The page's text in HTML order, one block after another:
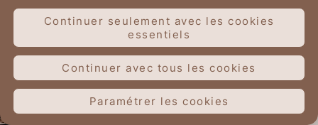
qu'entend répondre un nouveau projet
international, financé par le Conseil
associant intelligence artificielle et analyses
chimiques, les chercheurs espèrent
déterminer où ces manuscrits ont été
produits et copiés, mais aussi ce que leur
Continuer seulement avec les cookies
essentiels
Continuer avec tous les cookies
Paramétrer les cookies